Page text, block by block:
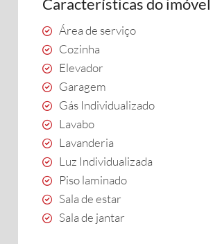
Características do imóvel
Área de serviço
Cozinha
Elevador
Garagem
Gás Individualizado
Lavabo
Lavanderia
Luz Individualizada
Piso laminado
Sala de estar
Sala de jantar